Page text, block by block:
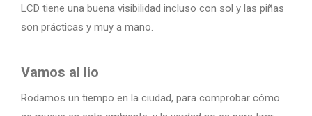
LCD tiene una buena visibilidad incluso con sol y las piñas
son prácticas y muy a mano.
Vamos al lio
Rodamos un tiempo en la ciudad, para comprobar cómo